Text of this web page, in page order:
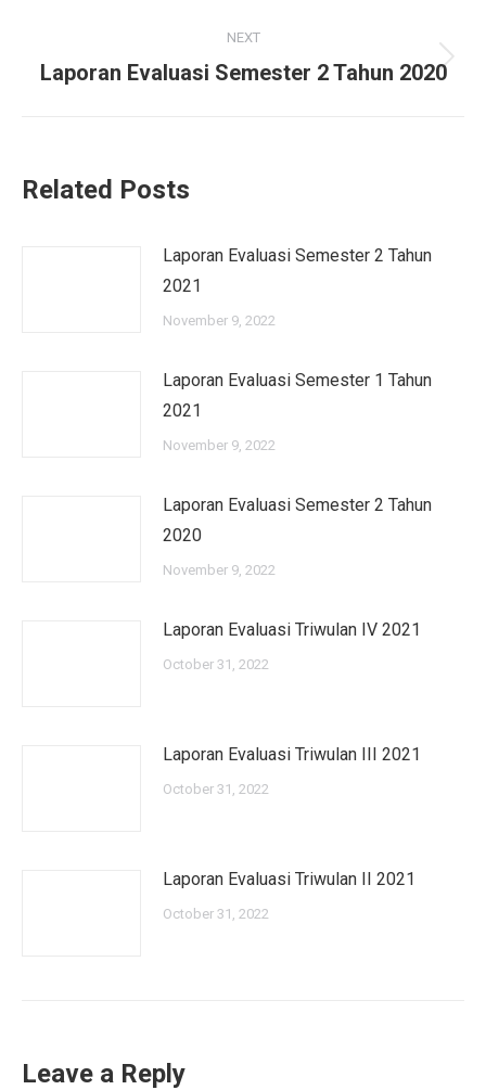
NEXT
Laporan Evaluasi Semester 2 Tahun 2020
Related Posts
Laporan Evaluasi Semester 2 Tahun
2021
November 9, 2022
Laporan Evaluasi Semester 1 Tahun
2021
November 9, 2022
Laporan Evaluasi Semester 2 Tahun
2020
November 9, 2022
Laporan Evaluasi Triwulan IV 2021
October 31, 2022
Laporan Evaluasi Triwulan III 2021
October 31, 2022
Laporan Evaluasi Triwulan II 2021
October 31, 2022
Leave a Reply